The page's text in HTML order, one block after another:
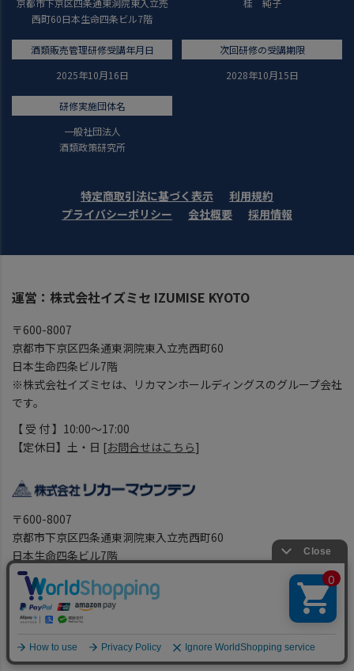
西町60日本生命四条ビル7階
酒類販売管理研修受講年月日
2025年10月16日
次回研修の受講期限
2028年10月15日
研修実施団体名
一般社団法人
酒類政策研究所
特定商取引法に基づく表示
利用規約
プライバシーポリシー
会社概要 採用情報
運営：株式会社イズミセ IZUMISE KYOTO
〒600-8007
京都市下京区四条通東洞院東入立売西町60
日本生命四条ビル7階
※株式会社イズミセは、リカマンホールディングスのグループ会社
です。
【 受 付 】10:00～17:00
【定休日】土・日 [お問合せはこちら]
〒600-8007
京都市下京区四条通東洞院東入立売西町60
日本生命四条ビル7階
コーポレートサイト
リカマンTOWN